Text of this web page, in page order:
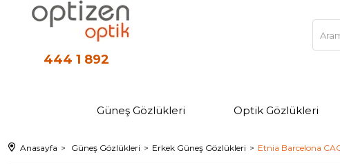
444 1 892
Güneş Gözlükleri Optik Gözlükleri
Anasayfa Güneş Gözlükleri Erkek Güneş Gözlükleri Etnia Barcelona